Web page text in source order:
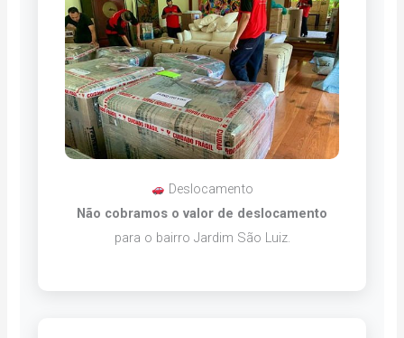
Deslocamento
Não cobramos o valor de deslocamento
para o bairro Jardim São Luiz.